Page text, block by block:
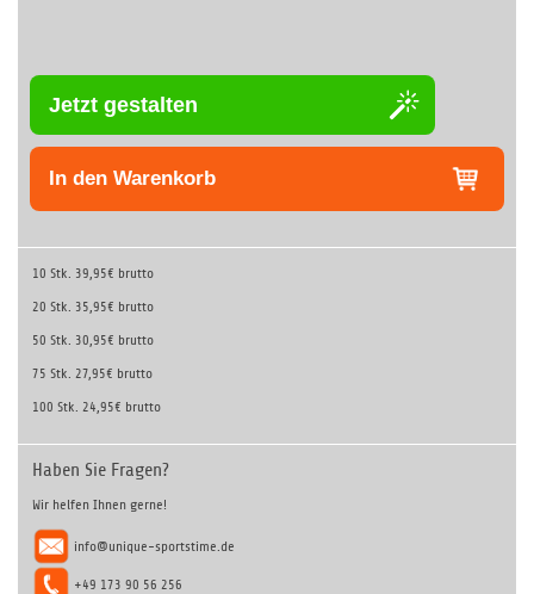
Jetzt gestalten
In den Warenkorb
10 Stk. 39,95€ brutto
20 Stk. 35,95€ brutto
50 Stk. 30,95€ brutto
75 Stk. 27,95€ brutto
100 Stk. 24,95€ brutto
Haben Sie Fragen?
Wir helfen Ihnen gerne!
info@unique-sportstime.de
+49 173 90 56 256